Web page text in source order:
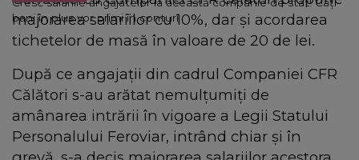
bani în plus vor primi în conturi
majorarea salariilor cu 10%, dar și acordarea
tichetelor de masă în valoare de 20 de lei.
După ce angajații din cadrul Companiei CFR
Călători s-au arătat nemulțumiți de
amânarea intrării în vigoare a Legii Statului
Personalului Feroviar, intrând chiar și în